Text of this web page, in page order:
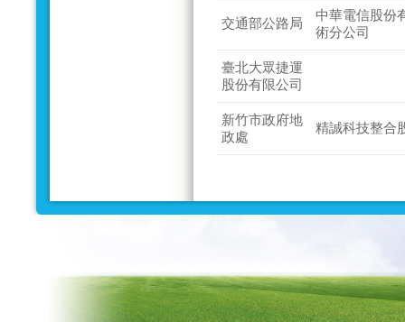
交通部公路局
中華電信股份
術分公司
臺北大眾捷運
股份有限公司
新竹市政府地
政處
精誠科技整合